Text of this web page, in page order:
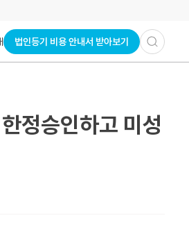
법인등기 비용 안내서 받아보기
정승인하고 미성